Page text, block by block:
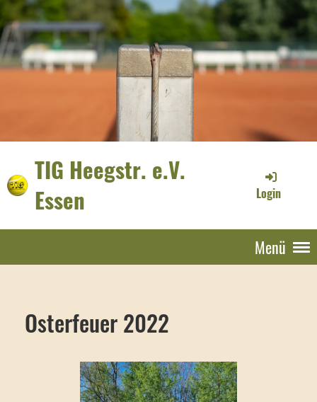
TIG Heegstr. e.V.
Essen
Login
Menü
Osterfeuer 2022